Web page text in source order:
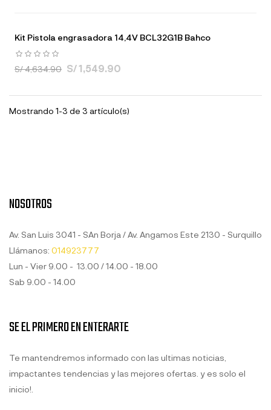
Kit Pistola engrasadora 14,4V BCL32G1B Bahco
S/ 4,634.90 S/ 1,549.90
Mostrando 1-3 de 3 artículo(s)
NOSOTROS
Av. San Luis 3041 - SAn Borja / Av. Angamos Este 2130 - Surquillo
Llámanos: 014923777
Lun - Vier 9.00 - 13.00 / 14.00 - 18.00
Sab 9.00 - 14.00
SE EL PRIMERO EN ENTERARTE
Te mantendremos informado con las ultimas noticias,
impactantes tendencias y las mejores ofertas. y es solo el
inicio!.